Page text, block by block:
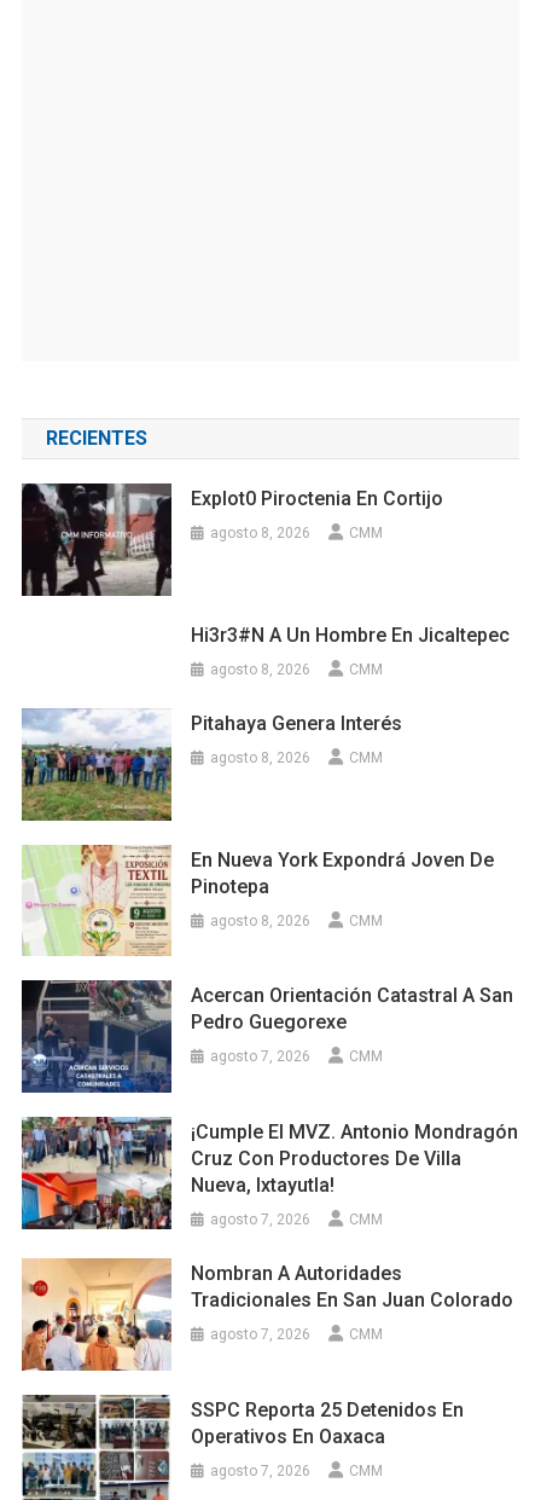
RECIENTES
Explot0 Piroctenia En Cortijo
agosto 8, 2026 CMM
Hi3r3#n A Un Hombre En Jicaltepec
agosto 8, 2026 CMM
Pitahaya Genera Interés
agosto 8, 2026 CMM
En Nueva York Expondrá Joven De
Pinotepa
agosto 8, 2026 CMM
Acercan Orientación Catastral A San
Pedro Guegorexe
agosto 7, 2026 CMM
¡Cumple El MVZ. Antonio Mondragón
Cruz Con Productores De Villa
Nueva, Ixtayutla!
agosto 7, 2026 CMM
Nombran A Autoridades
Tradicionales En San Juan Colorado
agosto 7, 2026 CMM
SSPC Reporta 25 Detenidos En
Operativos En Oaxaca
agosto 7, 2026 CMM